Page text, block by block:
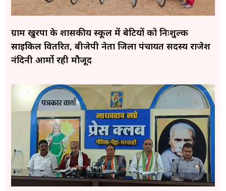
ग्राम खुरपा के शासकीय स्कूल में बेटियों को निःशुल्क
साइकिल वितरित, बीजेपी नेता जिला पंचायत सदस्य राजेश
नंदिनी आर्मो रही मौजूद